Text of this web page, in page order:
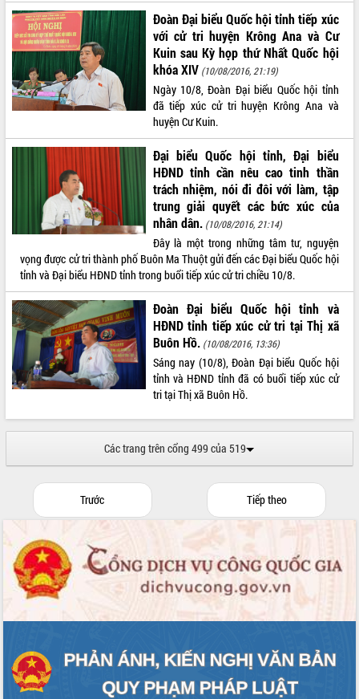
Xã Ea Phê gắn cải cách hành chính với
chuyển đổi số
Phó Chủ tịch Thường trực UBND tỉnh
Hồ Thị Nguyên Thảo làm việc tại Trung
tâm Phục vụ hành chính công xã Ea
Phê
Xây dựng nền hành chính số đồng
hành cùng nông dân dân, doanh nghiệp
Giai đoạn 2026-2030, Đắk Lắk phấn
đấu có 77% xã đạt chuẩn nông thôn
Chuyển đổi số 'mở đường' cho nông
nghiệp Đắk Lắk tăng trưởng bứt phá
Triển khai đồng bộ đo đạc, lập hồ sơ
địa chính, hoàn thiện cơ sở dữ liệu đất
đai
Ứng dụng sinh trắc học - Bước tiến
trong hành trình chuyển đổi số tại Đắk
Lắk
Đắk Lắk nâng cao hiệu quả công tác
Đảng từ Sổ tay đảng viên điện tử
Đắk Lắk đẩy mạnh nuôi biển công
nghệ, hướng tới phát triển thủy sản
Tập huấn nâng cao năng lực triển khai
chuyển đổi số cho cán bộ, công chức
cấp xã
Đắk Lắk phát động hưởng ứng Ngày
Quyền của người tiêu dùng Việt Nam
Đẩy mạnh cải cách hành chính, quyết
tâm đạt được mục tiêu tăng trưởng
hai con số trong năm 2026
Tổ chức trang trọng Lễ hội Đền thờ
Lương Văn Chánh năm 2026
Phó Bí thư Tỉnh ủy Đắk Lắk Đỗ Hữu
Nhân dân tỉnh
Bệnh án điện tử thúc đẩy chuyển đổi
số y tế tại Đắk Lắk
Đoàn Đại biểu Quốc hội tỉnh tiếp xúc
với cử tri huyện Krông Ana và Cư
Kuin sau Kỳ họp thứ Nhất Quốc hội
khóa XIV (10/08/2016, 21:19)
Ngày 10/8, Đoàn Đại biểu Quốc hội tỉnh
đã tiếp xúc cử tri huyện Krông Ana và
huyện Cư Kuin.
Đại biểu Quốc hội tỉnh, Đại biểu
HĐND tỉnh cần nêu cao tinh thần
trách nhiệm, nói đi đôi với làm, tập
trung giải quyết các bức xúc của
nhân dân. (10/08/2016, 21:14)
Đây là một trong những tâm tư, nguyện
vọng được cử tri thành phố Buôn Ma Thuột gửi đến các Đại biểu Quốc hội
tỉnh và Đại biểu HĐND tỉnh trong buổi tiếp xúc cử tri chiều 10/8.
Đoàn Đại biểu Quốc hội tỉnh và
HĐND tỉnh tiếp xúc cử tri tại Thị xã
Buôn Hồ. (10/08/2016, 13:36)
Sáng nay (10/8), Đoàn Đại biểu Quốc hội
tỉnh và HĐND tỉnh đã có buổi tiếp xúc cử
tri tại Thị xã Buôn Hồ.
Các trang trên cổng 499 của 519
Trước Tiếp theo